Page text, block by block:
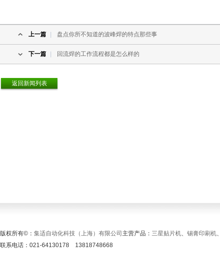
上一篇 盘点你所不知道的波峰焊的特点那些事
下一篇 回流焊的工作流程都是怎么样的
返回新闻列表
版权所有©： 集适自动化科技（上海）有限公司 主营产品： 三星贴片机、 锡膏印刷机
联系电话：021-64130178 13818748668